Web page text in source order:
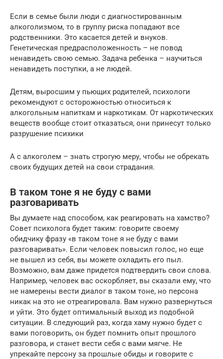
Если в семье были люди с диагностированным
алкоголизмом, то в группу риска попадают все
родственники. Это касается детей и внуков.
Генетическая предрасположенность – не повод
ненавидеть свою семью. Задача ребенка – научиться
ненавидеть поступки, а не людей.
Детям, выросшим у пьющих родителей, психологи
рекомендуют с осторожностью относиться к
алкогольным напиткам и наркотикам. От наркотических
веществ вообще стоит отказаться, они принесут только
разрушение психики
А с алкоголем – знать строгую меру, чтобы не обрекать
своих будущих детей на свои страдания.
В таком тоне я не буду с вами
разговаривать
Вы думаете над способом, как реагировать на хамство?
Совет психолога будет таким: говорите своему
обидчику фразу «в таком тоне я не буду с вами
разговаривать». Если человек повысил голос, но еще
не вышел из себя, вы можете охладить его пыл.
Возможно, вам даже придется подтвердить свои слова.
Например, человек вас оскорбляет, вы сказали ему, что
не намерены вести диалог в таком тоне, но персона
никак на это не отреагировала. Вам нужно развернуться
и уйти. Это будет оптимальный выход из подобной
ситуации. В следующий раз, когда хаму нужно будет с
вами поговорить, он будет помнить опыт прошлого
разговора, и станет вести себя с вами мягче. Не
упрекайте персону за прошлые обиды и говорите с